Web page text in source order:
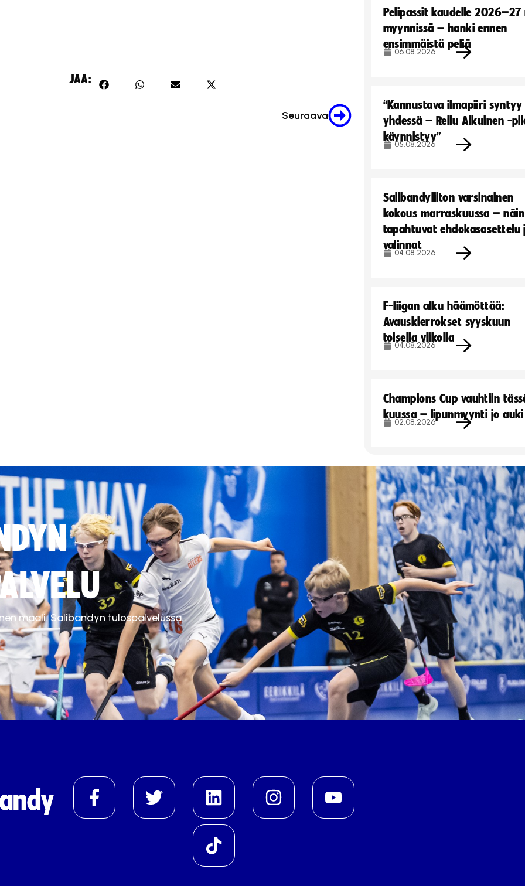
JAA:
Seuraava
Pelipassit kaudelle
myynnissä – hanki ennen
ensimmäistä peliä
06.08.2026
“Kannustava ilmapiiri syntyy
yhdessä – Reilu Aikuinen -
käynnistyy”
05.08.2026
Salibandyliiton varsinainen
kokous marraskuussa – näin
tapahtuvat ehdokasasettelu
valinnat
04.08.2026
F-liigan alku häämöttää:
Avauskierrokset syyskuun
toisella viikolla
04.08.2026
Champions Cup vauhtiin
kuussa – lipunmyynti jo auki
02.08.2026
maali. Salibandyn tulospalvelussa.